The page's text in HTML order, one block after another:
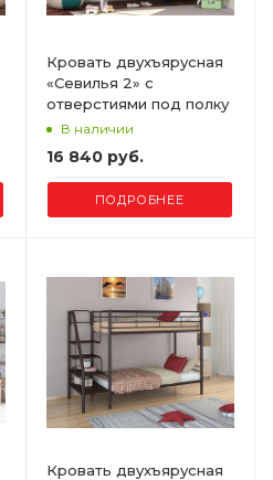
Кровать двухъярусная
«Севилья 2» с
отверстиями под полку
В наличии
16 840 руб.
ПОДРОБНЕЕ
Кровать двухъярусная